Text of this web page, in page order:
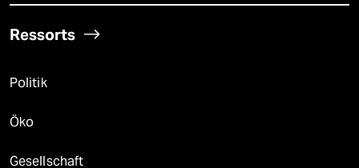
Ressorts
Politik
Öko
Gesellschaft